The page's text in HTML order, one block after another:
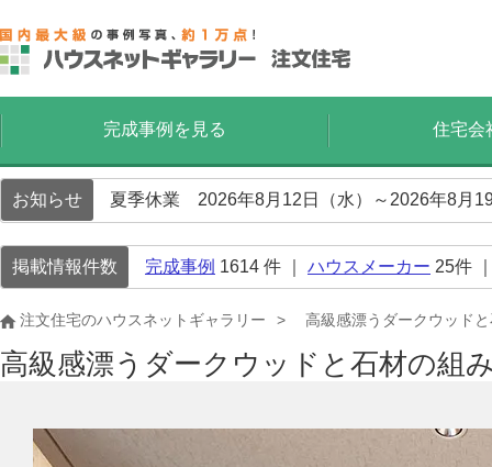
完成事例を見る 住宅会
お知らせ 夏季休業 2026年8月12日（水）～2026年8月
掲載情報件数 完成事例 1614 件 ｜ ハウスメーカー 25件
注文住宅のハウスネットギャラリー 高級感漂うダークウッド
高級感漂うダークウッドと石材の組